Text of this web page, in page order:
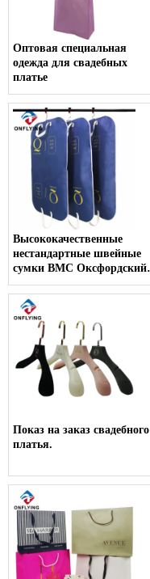
Оптовая специальная
одежда для свадебных
платье
Высококачественные
нестандартные швейные
сумки ВМС Оксфордский
костюм покрывает
поставщик фабрики
Показ на заказ свадебного
платья.